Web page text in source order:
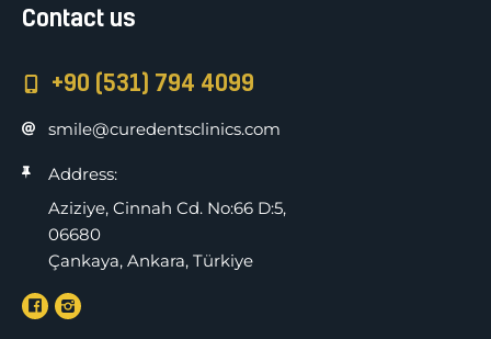
Contact us
+90 (531) 794 4099
smile@curedentsclinics.com
Address:
Aziziye, Cinnah Cd. No:66 D:5,
06680
Çankaya, Ankara, Türkiye